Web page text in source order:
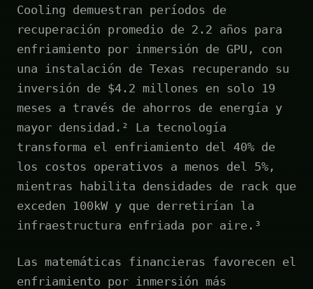
Cooling demuestran períodos de
recuperación promedio de 2.2 años para
enfriamiento por inmersión de GPU, con
una instalación de Texas recuperando su
inversión de $4.2 millones en solo 19
meses a través de ahorros de energía y
mayor densidad.² La tecnología
transforma el enfriamiento del 40% de
los costos operativos a menos del 5%,
mientras habilita densidades de rack que
exceden 100kW y que derretirían la
infraestructura enfriada por aire.³
Las matemáticas financieras favorecen el
enfriamiento por inmersión más